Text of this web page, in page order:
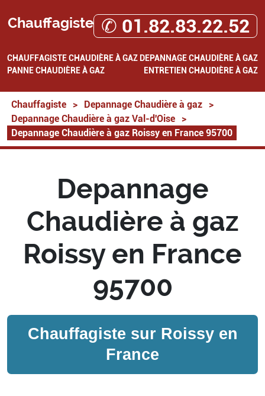
Chauffagiste ✆ 01.82.83.22.52
CHAUFFAGISTECHAUDIÈRE À GAZ DEPANNAGE CHAUDIÈRE À GAZ
PANNE CHAUDIÈRE À GAZ
ENTRETIEN CHAUDIÈRE À GAZ
Chauffagiste > Depannage Chaudière à gaz
>
Depannage Chaudière à gaz Val-d'Oise
>
Depannage Chaudière à gaz Roissy en France 95700
Depannage
Chaudière à gaz
Roissy en France
95700
Chauffagiste sur Roissy en
France